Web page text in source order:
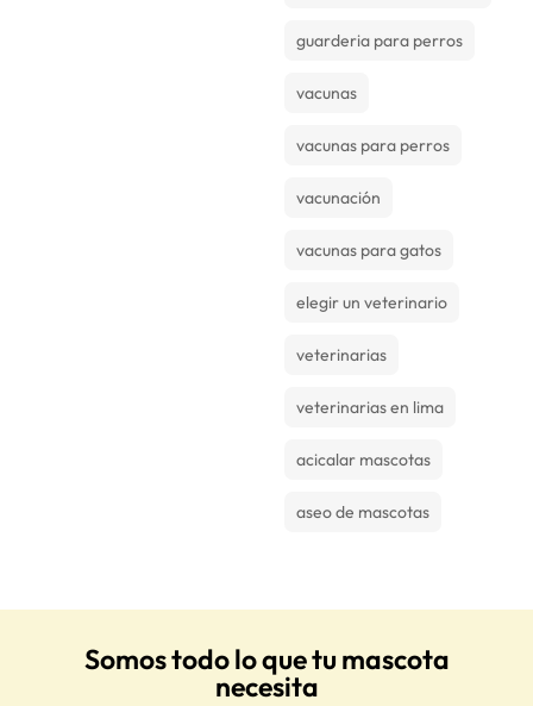
guarderia para perros
vacunas
vacunas para perros
vacunación
vacunas para gatos
elegir un veterinario
veterinarias
veterinarias en lima
acicalar mascotas
aseo de mascotas
Somos todo lo que tu mascota
necesita